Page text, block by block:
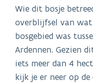
Wie dit bosje
overblijfsel van
bosgebied was
Ardennen. Gezien
iets meer dan 4
kijk je er neer op de